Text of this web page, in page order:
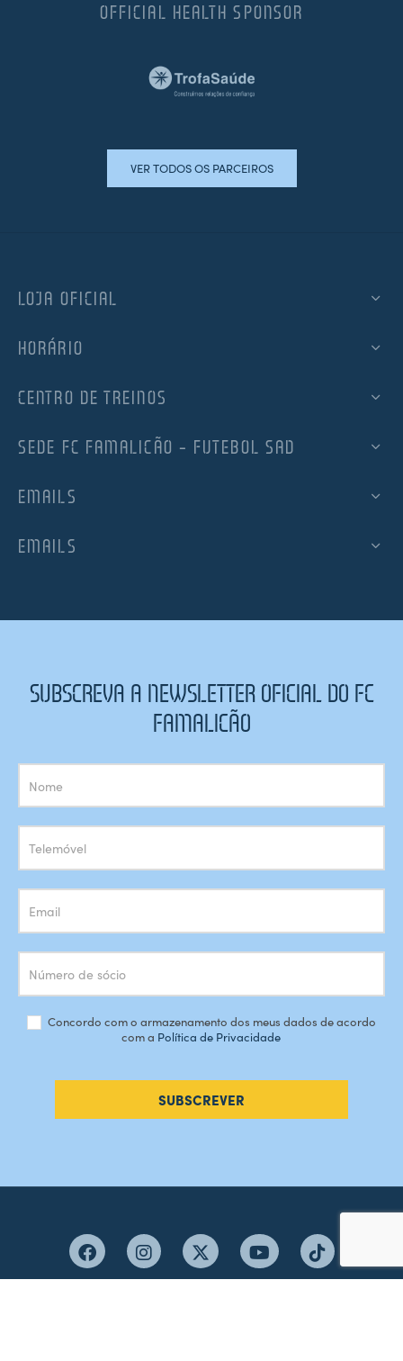
OFFICIAL HEALTH SPONSOR
VER TODOS OS PARCEIROS
LOJA OFICIAL
HORÁRIO
CENTRO DE TREINOS
SEDE FC FAMALICÃO – FUTEBOL SAD
EMAILS
EMAILS
SUBSCREVA A NEWSLETTER OFICIAL DO FC
FAMALICÃO
Subscrição
Newsletter
Concordo com o armazenamento dos meus dados de acordo
com a Política de Privacidade
SUBSCREVER